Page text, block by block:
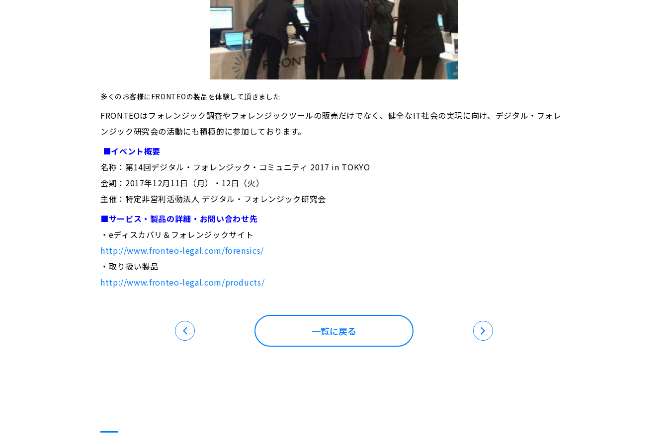
多くのお客様にFRONTEOの製品を体験して頂きました
FRONTEOはフォレンジック調査やフォレンジックツールの販売だけでなく、健全なIT社会の実現に向け、デジタル・フォレ
ンジック研究会の活動にも積極的に参加しております。
■イベント概要
名称：第14回デジタル・フォレンジック・コミュニティ 2017 in TOKYO
会期：2017年12月11日（月）・12日（火）
主催：特定非営利活動法人 デジタル・フォレンジック研究会
■サービス・製品の詳細・お問い合わせ先
・eディスカバリ＆フォレンジックサイト
http://www.fronteo-legal.com/forensics/
・取り扱い製品
http://www.fronteo-legal.com/products/
一覧に戻る